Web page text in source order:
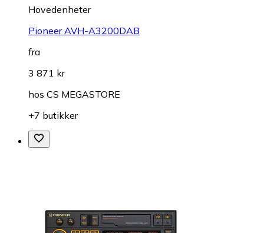
Hovedenheter
Pioneer AVH-A3200DAB
fra
3 871 kr
hos CS MEGASTORE
+7 butikker